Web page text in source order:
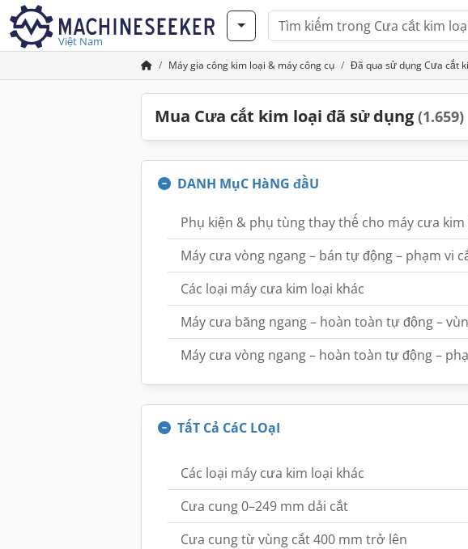
Việt Nam
Máy gia công kim loại & máy công cụ Đã qua sử dụng Cưa cắt
Mua Cưa cắt kim loại đã sử dụng (1.659)
DANH MụC HàNG đầU
Phụ kiện & phụ tùng thay thế cho máy cưa kim
Máy cưa vòng ngang – bán tự động – phạm vi
Các loại máy cưa kim loại khác
Máy cưa băng ngang – hoàn toàn tự động –
Máy cưa vòng ngang – hoàn toàn tự động –
TấT Cả CáC LOạI
Các loại máy cưa kim loại khác
Cưa cung 0–249 mm dải cắt
Cưa cung từ vùng cắt 400 mm trở lên